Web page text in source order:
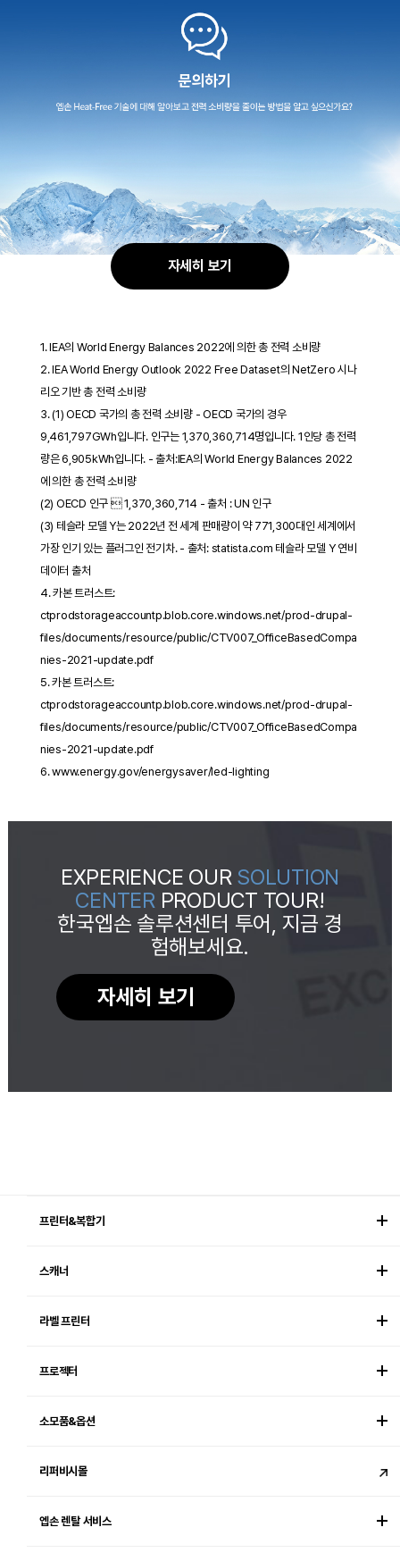
자세히 보기
1. IEA의 World Energy Balances 2022에 의한 총 전력 소비량
2. IEA World Energy Outlook 2022 Free Dataset의 NetZero 시나
리오 기반 총 전력 소비량
3. (1) OECD 국가의 총 전력 소비량 - OECD 국가의 경우
9,461,797GWh입니다. 인구는 1,370,360,714명입니다. 1인당 총 전력
량은 6,905kWh입니다. - 출처:IEA의 World Energy Balances 2022
에 의한 총 전력 소비량
(2) OECD 인구  1,370,360,714 - 출처 : UN 인구
(3) 테슬라 모델 Y는 2022년 전 세계 판매량이 약 771,300대인 세계에서
가장 인기 있는 플러그인 전기차. - 출처: statista.com 테슬라 모델 Y 연비
데이터 출처
4. 카본 트러스트:
ctprodstorageaccountp.blob.core.windows.net/prod-drupal-
files/documents/resource/public/CTV007_OfficeBasedCompa
nies-2021-update.pdf
5. 카본 트러스트:
ctprodstorageaccountp.blob.core.windows.net/prod-drupal-
files/documents/resource/public/CTV007_OfficeBasedCompa
nies-2021-update.pdf
6. www.energy.gov/energysaver/led-lighting
EXPERIENCE OUR SOLUTION
CENTERPRODUCT TOUR!
한국엡손 솔루션센터 투어, 지금 경
험해보세요.
자세히 보기
프린터&복합기
스캐너
라벨 프린터
프로젝터
소모품&옵션
리퍼비시몰
엡손 렌탈 서비스